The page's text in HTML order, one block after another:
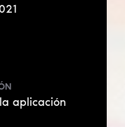
aplicación